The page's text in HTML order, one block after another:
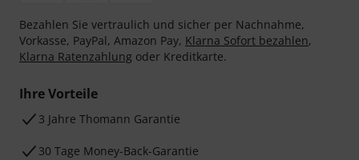
Bezahlen Sie vertraulich und sicher per Nachnahme,
Vorkasse, PayPal, Amazon Pay, Klarna Sofort bezahlen,
Klarna Ratenzahlung oder Kreditkarte.
Ihre Vorteile
3 Jahre Thomann Garantie
30 Tage Money-Back-Garantie